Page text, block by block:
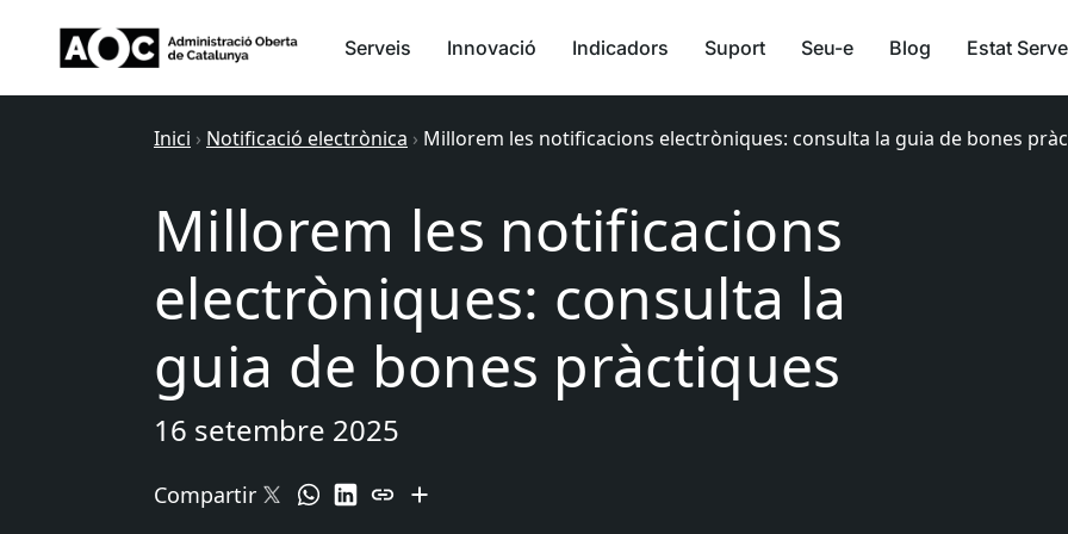
Serveis Innovació Indicadors Suport Seu-e Blog Estat
Inici › Notificació electrònica › Millorem les notificacions electròniques: consulta la guia de bones
Millorem les notificacions
electròniques: consulta la
guia de bones pràctiques
16 setembre 2025
Compartir